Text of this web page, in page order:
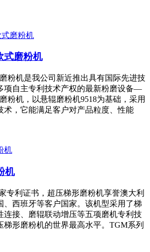
式磨粉机
粉机是我公司新近推出具有国际先进技
项自主专利技术产权的最新粉磨设备—
粉机，以悬辊磨粉机9518为基础，采用
术，它能满足客户对产品粒度、性能
机
专利证书，超压梯形磨粉机享誉澳大利
、西班牙等客户国家。该机型采用了梯
连接、磨辊联动增压等五项磨机专利技
梯形磨粉机的世界最高水平。TGM系列